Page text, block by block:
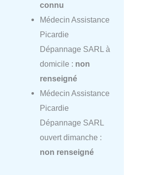
connu
Médecin Assistance
Picardie
Dépannage SARL à
domicile : non
renseigné
Médecin Assistance
Picardie
Dépannage SARL
ouvert dimanche :
non renseigné